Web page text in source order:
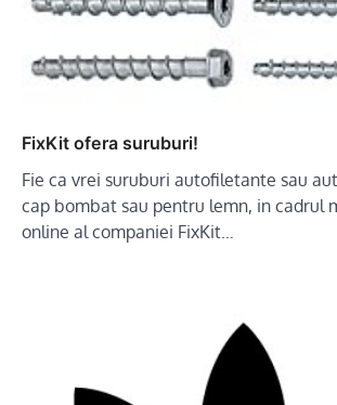
FixKit ofera suruburi!
Fie ca vrei suruburi autofiletante sau
cap bombat sau pentru lemn, in cadrul
online al companiei FixKit…